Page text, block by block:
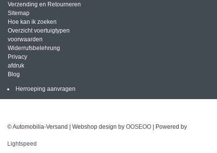
Verzending en Retourneren
Sitemap
Hoe kan ik zoeken
Overzicht voertuigtypen
voorwaarden
Widerrufsbelehrung
Privacy
afdruk
Blog
Herroeping aanvragen
© Automobilia-Versand | Webshop design by OOSEOO | Powered by
Lightspeed